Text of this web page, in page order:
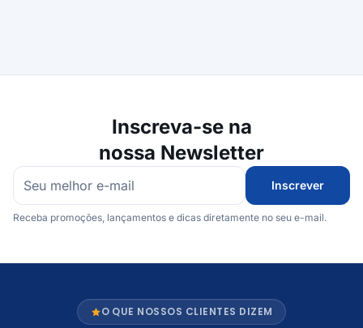
Inscreva-se na
nossa Newsletter
Inscrever
Receba promoções, lançamentos e dicas diretamente no seu e-mail.
O QUE NOSSOS CLIENTES DIZEM